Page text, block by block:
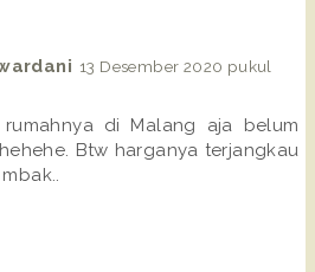
13 Desember 2020 pukul
di Malang aja belum
Btw harganya terjangkau